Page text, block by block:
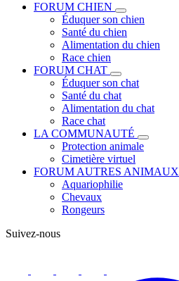
FORUM CHIEN
Éduquer son chien
Santé du chien
Alimentation du chien
Race chien
FORUM CHAT
Éduquer son chat
Santé du chat
Alimentation du chat
Race chat
LA COMMUNAUTÉ
Protection animale
Cimetière virtuel
FORUM AUTRES ANIMAUX
Aquariophilie
Chevaux
Rongeurs
Suivez-nous